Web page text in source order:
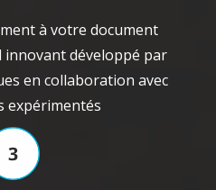
à votre document
innovant développé par
en collaboration avec
expérimentés